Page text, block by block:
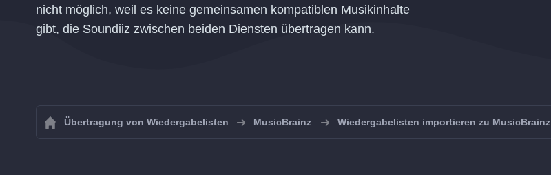
nicht möglich, weil es keine gemeinsamen kompatiblen Musikinhalte
gibt, die Soundiiz zwischen beiden Diensten übertragen kann.
Übertragung von Wiedergabelisten MusicBrainz Wiedergabelisten importieren zu MusicBrainz